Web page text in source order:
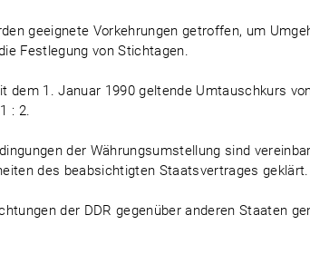
geeignete Vorkehrungen getroffen, um
Festlegung von Stichtagen.
dem 1. Januar 1990 geltende Umtauschkurs
: 2.
der Währungsumstellung sind
des beabsichtigten Staatsvertrages geklärt.
der DDR gegenüber anderen Staaten